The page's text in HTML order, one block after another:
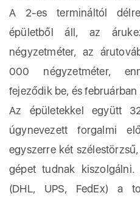
A 2-es termináltól
épületből áll, az
négyzetméter, az
000 négyzetméter,
fejeződik be, és
Az épületekkel együtt
úgynevezett forgalmi
egyszerre két
gépet tudnak
(DHL, UPS, FedEx) a